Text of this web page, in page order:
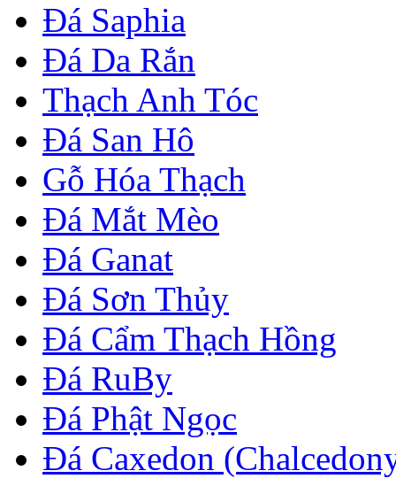
Đá Saphia
Đá Da Rắn
Thạch Anh Tóc
Đá San Hô
Gỗ Hóa Thạch
Đá Mắt Mèo
Đá Ganat
Đá Sơn Thủy
Đá Cẩm Thạch Hồng
Đá RuBy
Đá Phật Ngọc
Đá Caxedon